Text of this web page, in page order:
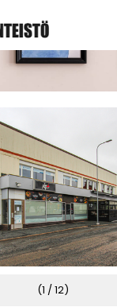
(1 / 12)